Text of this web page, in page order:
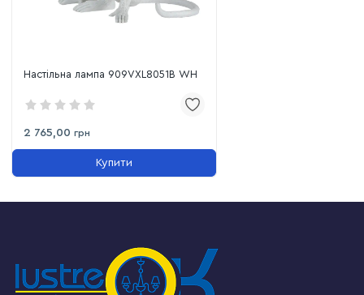
Настільна лампа 909VXL8051B WH
2 765,00 грн
Купити